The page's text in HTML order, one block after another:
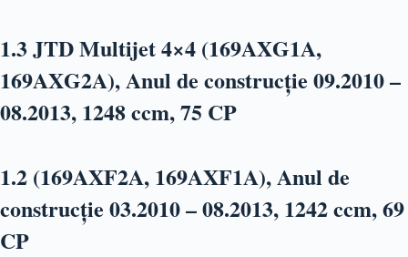
1.3 JTD Multijet 4×4 (169AXG1A,
169AXG2A), Anul de construcție 09.2010 –
08.2013, 1248 ccm, 75 CP
1.2 (169AXF2A, 169AXF1A), Anul de
construcție 03.2010 – 08.2013, 1242 ccm, 69
CP